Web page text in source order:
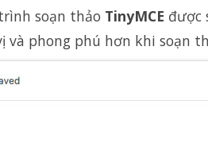
soạn thảo TinyMCE được
và phong phú hơn khi soạn